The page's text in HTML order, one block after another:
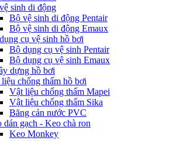
sinh di động
Bộ vệ sinh di động Pentair
Bộ vệ sinh di động Emaux
cụ vệ sinh hồ bơi
Bộ dụng cụ vệ sinh Pentair
Bộ dụng cụ vệ sinh Emaux
dựng hồ bơi
chống thấm hồ bơi
Vật liệu chống thấm Mapei
Vật liệu chống thấm Sika
Băng cản nước PVC
dán gạch - Keo chà ron
Keo Monkey